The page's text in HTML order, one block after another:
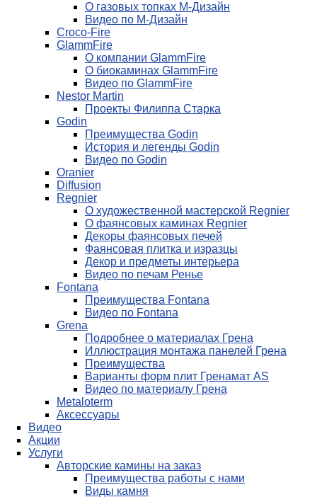
О газовых топках М-Дизайн
Видео по М-Дизайн
Croco-Fire
GlammFire
О компании GlammFire
О биокаминах GlammFire
Видео по GlammFire
Nestor Martin
Проекты Филиппа Старка
Godin
Преимущества Godin
История и легенды Godin
Видео по Godin
Oranier
Diffusion
Regnier
О художественной мастерской Regnier
О фаянсовых каминах Regnier
Декоры фаянсовых печей
Фаянсовая плитка и изразцы
Декор и предметы интерьера
Видео по печам Ренье
Fontana
Преимущества Fontana
Видео по Fontana
Grena
Подробнее о материалах Грена
Иллюстрация монтажа панелей Грена
Преимущества
Варианты форм плит Гренамат AS
Видео по материалу Грена
Metaloterm
Аксессуары
Видео
Акции
Услуги
Авторские камины на заказ
Преимущества работы с нами
Виды камня